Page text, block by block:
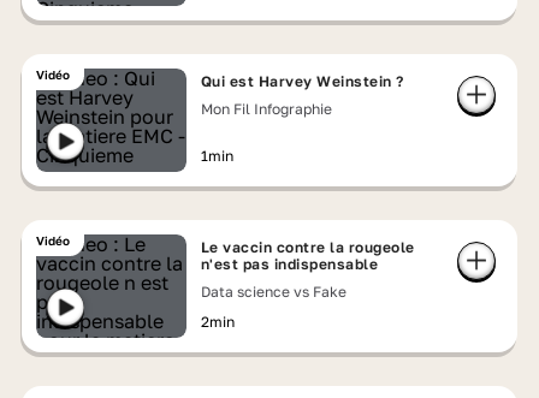
Vidéo
Qui est Harvey Weinstein ?
Mon Fil Infographie
1min
Vidéo
Le vaccin contre la rougeole
n'est pas indispensable
Data science vs Fake
2min